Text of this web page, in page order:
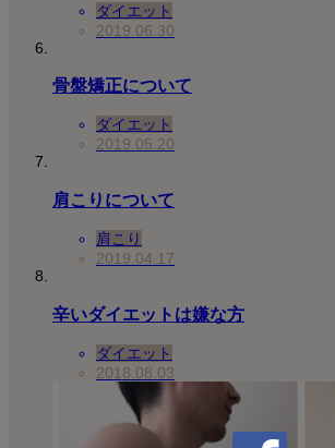
ダイエット
2019.06.30
骨盤矯正について
ダイエット
2019.05.20
肩こりについて
肩こり
2019.04.17
辛いダイエットは嫌な方
ダイエット
2018.08.03